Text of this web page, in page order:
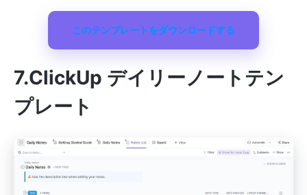
このテンプレートをダウンロードする
7.ClickUp デイリーノートテン
プレート